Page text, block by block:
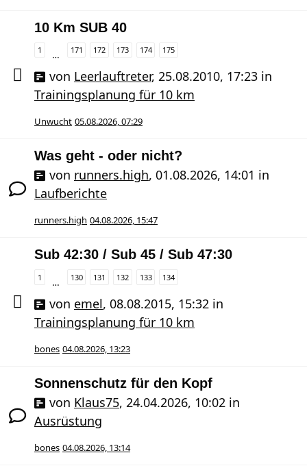
10 Km SUB 40
1 … 171 172 173 174 175
von Leerlauftreter, 25.08.2010, 17:23 in
Trainingsplanung für 10 km
Unwucht 05.08.2026, 07:29
Was geht - oder nicht?
von runners.high, 01.08.2026, 14:01 in
Laufberichte
runners.high 04.08.2026, 15:47
Sub 42:30 / Sub 45 / Sub 47:30
1 … 130 131 132 133 134
von emel, 08.08.2015, 15:32 in
Trainingsplanung für 10 km
bones 04.08.2026, 13:23
Sonnenschutz für den Kopf
von Klaus75, 24.04.2026, 10:02 in
Ausrüstung
bones 04.08.2026, 13:14